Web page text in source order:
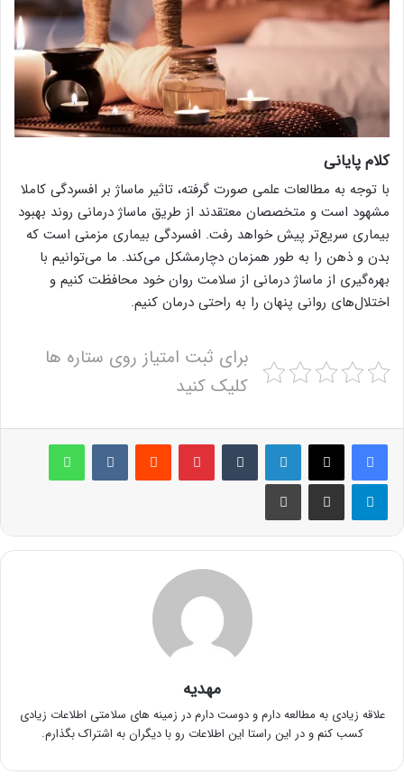
کلام پایانی
با توجه به مطالعات علمی صورت گرفته، تاثیر ماساژ بر افسردگی کاملا
مشهود است و متخصصان معتقدند از طریق ماساژ درمانی روند بهبود
بیماری سریع‌تر پیش خواهد رفت. افسردگی بیماری مزمنی است که
بدن و ذهن را به طور همزمان دچارمشکل می‌کند. ما می‌توانیم با
بهره‌گیری از ماساژ درمانی از سلامت روان خود محافظت کنیم و
اختلال‌های روانی پنهان را به راحتی درمان کنیم.
برای ثبت امتیاز روی ستاره ها
کلیک کنید
لینکدین ‫تامبلر پینترست‫رددیت ‫VKontakteواتس آپ
تلگرام اشتراک گذاری از طریق ایمیل چاپ
مهدیه
علاقه زیادی به مطالعه دارم و دوست دارم در زمینه های سلامتی اطلاعات زیادی
کسب کنم و در این راستا این اطلاعات رو با دیگران به اشتراک بگذارم.